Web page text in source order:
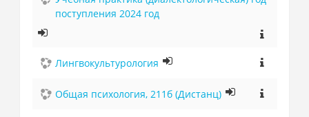
поступления 2024 год
Лингвокультурология
Общая психология, 211б (Дистанц)